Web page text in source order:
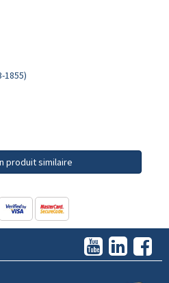
1855)
produit similaire